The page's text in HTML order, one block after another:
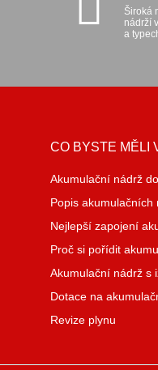
Široká
nádrží
a
CO BYSTE MĚLI
Akumulační nádrž
Popis akumulačních
Nejlepší zapojení
Proč si pořídit
Akumulační nádrž s
Dotace na
Revize plynu